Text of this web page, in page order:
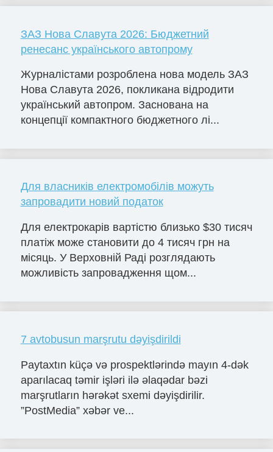
ЗАЗ Нова Славута 2026: Бюджетний
ренесанс українського автопрому
Журналістами розроблена нова модель ЗАЗ
Нова Славута 2026, покликана відродити
український автопром. Заснована на
концепції компактного бюджетного лі...
Для власників електромобілів можуть
запровадити новий податок
Для електрокарів вартістю близько $30 тисяч
платіж може становити до 4 тисяч грн на
місяць. У Верховній Раді розглядають
можливість запровадження щом...
7 avtobusun marşrutu dəyişdirildi
Paytaxtın küçə və prospektlərində mayın 4-dək
aparılacaq təmir işləri ilə əlaqədar bəzi
marşrutların hərəkət sxemi dəyişdirilir.
”PostMedia” xəbər ve...